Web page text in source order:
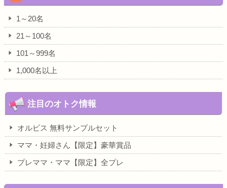
1～20名
21～100名
101～999名
1,000名以上
注目のオトク情報
オルビス 無料サンプルセット
ママ・妊婦さん【限定】豪華賞品
プレママ・ママ【限定】全プレ